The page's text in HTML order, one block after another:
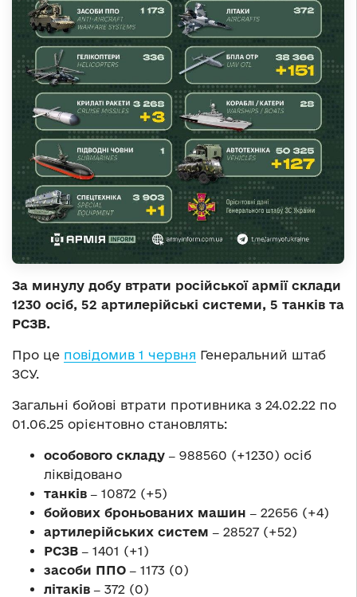
За минулу добу втрати російської армії склади
1230 осіб, 52 артилерійські системи, 5 танків та
РСЗВ.
Про це повідомив 1 червня Генеральний штаб
ЗСУ.
Загальні бойові втрати противника з 24.02.22 по
01.06.25 орієнтовно становлять:
особового складу ‒ 988560 (+1230) осіб
ліквідовано
танків ‒ 10872 (+5)
бойових броньованих машин ‒ 22656 (+4)
артилерійських систем ‒ 28527 (+52)
РСЗВ ‒ 1401 (+1)
засоби ППО ‒ 1173 (0)
літаків ‒ 372 (0)